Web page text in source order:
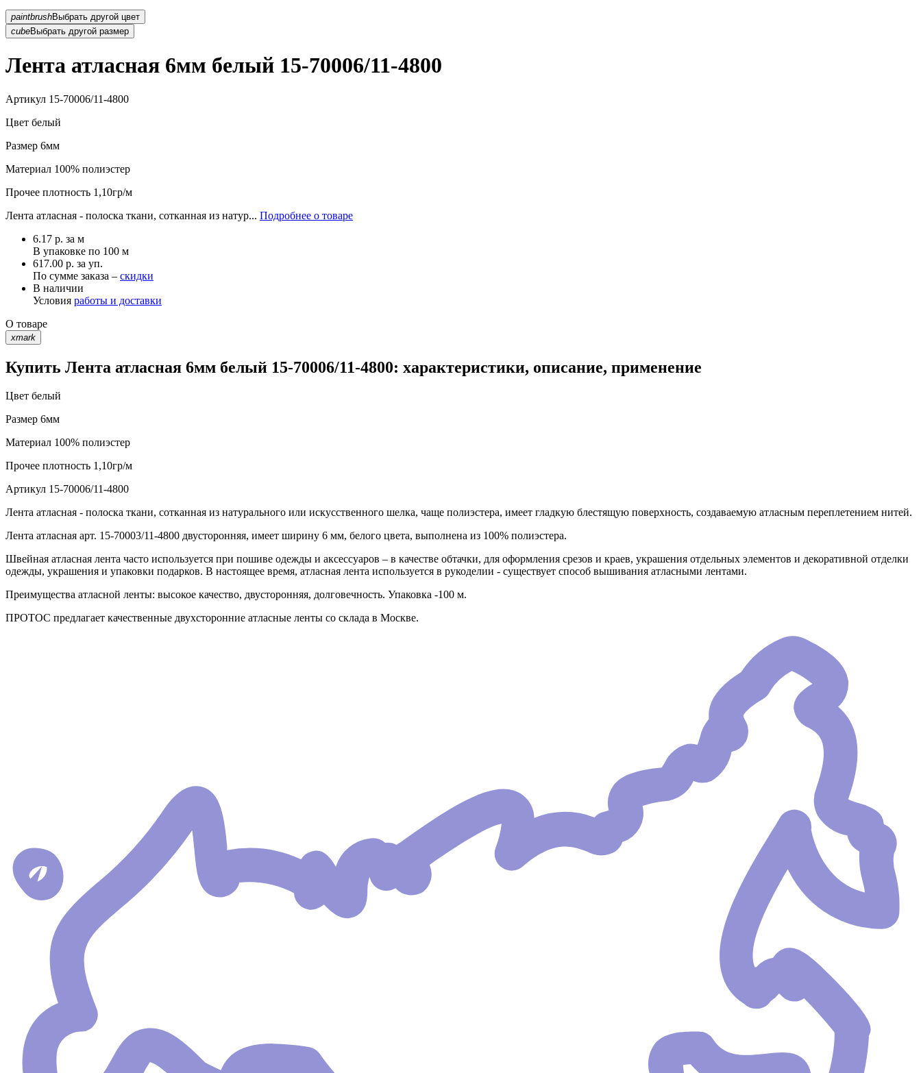
paintbrush
Выбрать другой цвет
cubeВыбрать другой размер
Лента атласная 6мм белый 15-70006/11-4800
Артикул 15-70006/11-4800
Цвет белый
Размер 6мм
Материал 100% полиэстер
Прочее плотность 1,10гр/м
Лента атласная - полоска ткани, сотканная из натур... Подробнее о товаре
6.17 р. за м
В упаковке по 100 м
617.00 р. за уп.
По сумме заказа – скидки
В наличии
Условия работы и доставки
О товаре
xmark
Купить Лента атласная 6мм белый 15-70006/11-4800: характеристики, описание, применение
Цвет белый
Размер 6мм
Материал 100% полиэстер
Прочее плотность 1,10гр/м
Артикул 15-70006/11-4800
Лента атласная - полоска ткани, сотканная из натурального или искусственного шелка, чаще полиэстера, имеет гладкую блестящую поверхность, создаваемую атласным переплетением нитей.
Лента атласная арт. 15-70003/11-4800 двусторонняя, имеет ширину 6 мм, белого цвета, выполнена из 100% полиэстера.
Швейная атласная лента часто используется при пошиве одежды и аксессуаров – в качестве обтачки, для оформления срезов и краев, украшения отдельных элементов и декоративной отделки
одежды, украшения и упаковки подарков. В настоящее время, атласная лента используется в рукоделии - существует способ вышивания атласными лентами.
Преимущества атласной ленты: высокое качество, двусторонняя, долговечность. Упаковка -100 м.
ПРОТОС предлагает качественные двухсторонние атласные ленты со склада в Москве.